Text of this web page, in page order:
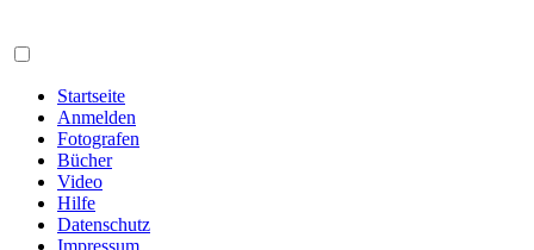
Startseite
Anmelden
Fotografen
Bücher
Video
Hilfe
Datenschutz
Impressum